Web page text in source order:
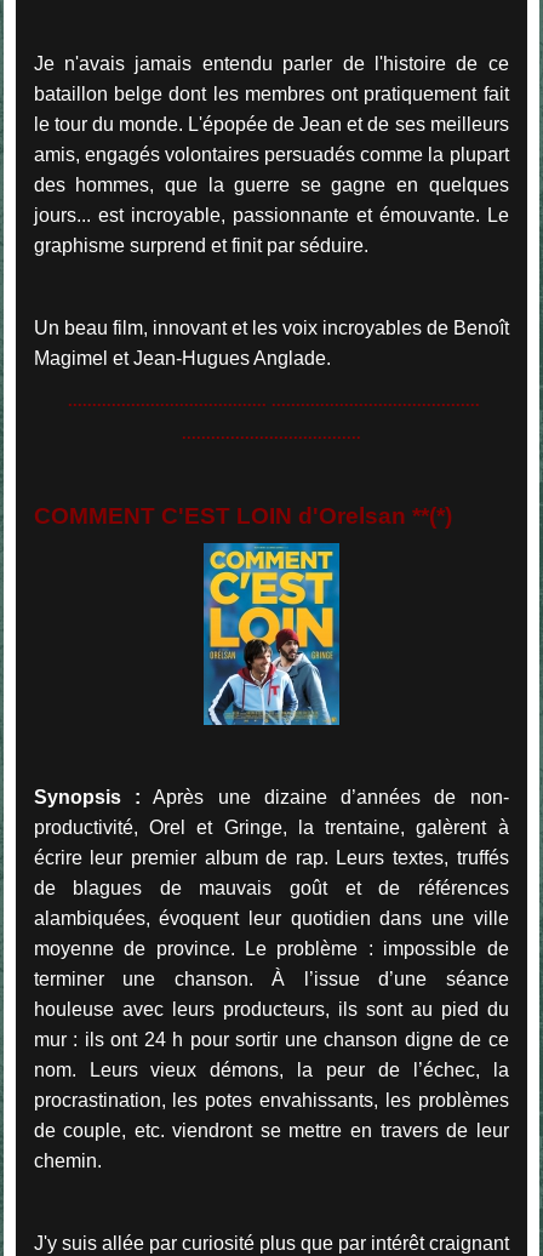
Je n'avais jamais entendu parler de l'histoire de ce
bataillon belge dont les membres ont pratiquement fait
le tour du monde. L'épopée de Jean et de ses meilleurs
amis, engagés volontaires persuadés comme la plupart
des hommes, que la guerre se gagne en quelques
jours... est incroyable, passionnante et émouvante. Le
graphisme surprend et finit par séduire.
Un beau film, innovant et les voix incroyables de Benoît
Magimel et Jean-Hugues Anglade.
......................................... ...........................................
.....................................
COMMENT C'EST LOIN d'Orelsan **(*)
Synopsis : Après une dizaine d’années de non-
productivité, Orel et Gringe, la trentaine, galèrent à
écrire leur premier album de rap. Leurs textes, truffés
de blagues de mauvais goût et de références
alambiquées, évoquent leur quotidien dans une ville
moyenne de province. Le problème : impossible de
terminer une chanson. À l’issue d’une séance
houleuse avec leurs producteurs, ils sont au pied du
mur : ils ont 24 h pour sortir une chanson digne de ce
nom. Leurs vieux démons, la peur de l’échec, la
procrastination, les potes envahissants, les problèmes
de couple, etc. viendront se mettre en travers de leur
chemin.
J'y suis allée par curiosité plus que par intérêt craignant